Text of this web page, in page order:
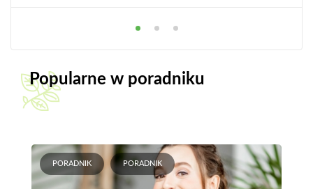
Popularne w poradniku
PORADNIK PORADNIK